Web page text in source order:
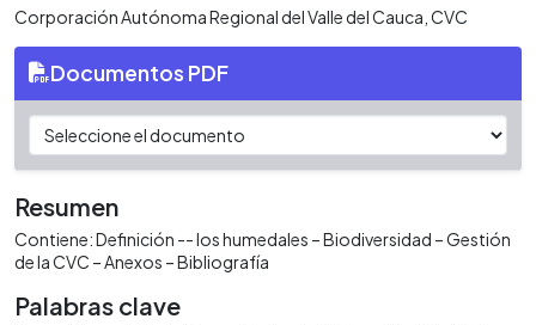
Corporación Autónoma Regional del Valle del Cauca, CVC
Documentos PDF
Resumen
Contiene: Definición -- los humedales – Biodiversidad – Gestión
de la CVC – Anexos – Bibliografía
Palabras clave